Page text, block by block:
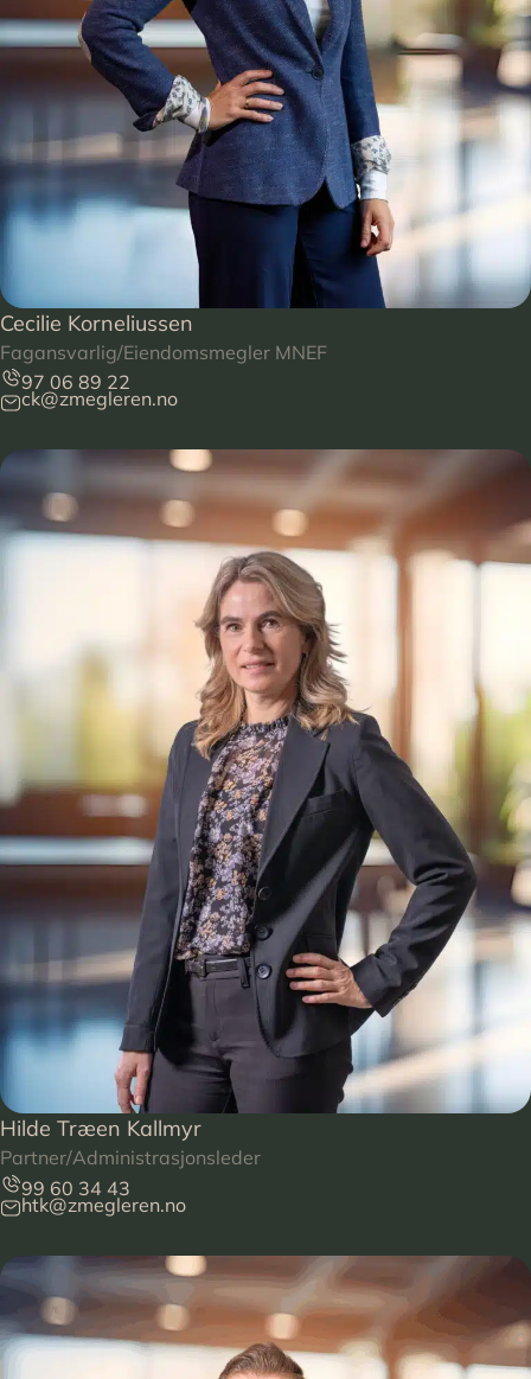
Cecilie Korneliussen
Fagansvarlig/Eiendomsmegler MNEF
97 06 89 22
ck@zmegleren.no
Hilde Træen Kallmyr
Partner/Administrasjonsleder
99 60 34 43
htk@zmegleren.no